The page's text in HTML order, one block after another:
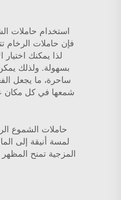
استخدام حاملات
فإن حاملات الرخام
لذا يمكنك اختيار
بسهولة. ولذلك
ساحرة، ما يجعل
حاملات الشموع
لمسة أنيقة إلى
المزجية تمنح